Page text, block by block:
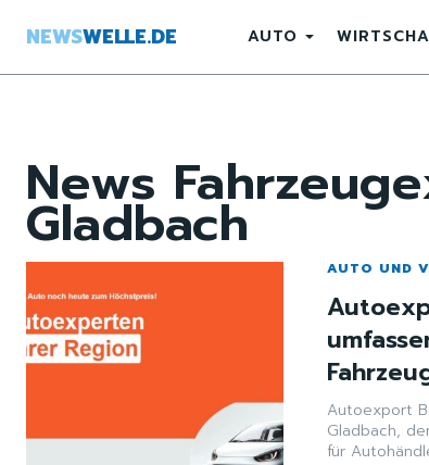
NEWSWELLE.DE AUTO
News
Gladbach
AUTO UND
Autoexport
Gladbach,
für